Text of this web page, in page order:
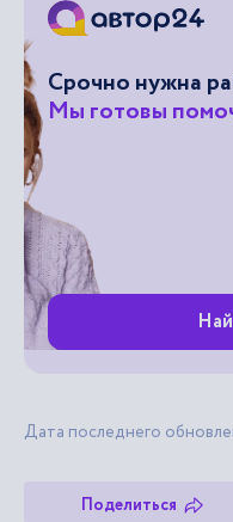
Срочно нужна
Мы готовы
Дата последнего
Поделиться